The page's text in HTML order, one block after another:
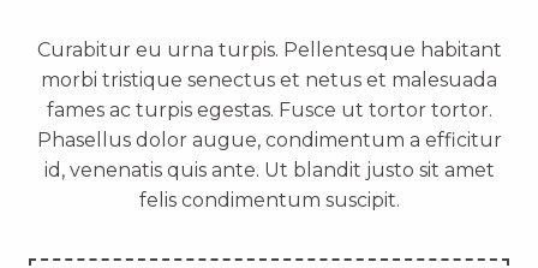
Curabitur eu urna turpis. Pellentesque habitant
morbi tristique senectus et netus et malesuada
fames ac turpis egestas. Fusce ut tortor tortor.
Phasellus dolor augue, condimentum a efficitur
id, venenatis quis ante. Ut blandit justo sit amet
felis condimentum suscipit.